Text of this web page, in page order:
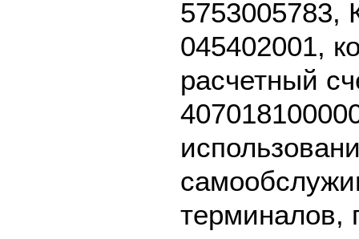
5753005783,
045402001,
расчетный
терминалов,